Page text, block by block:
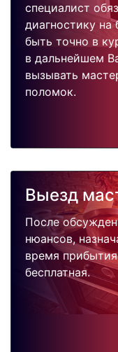
специалист
диагностику на
быть точно в
в дальнейшем
вызывать
поломок.
Выезд
После
нюансов,
время
бесплатная.